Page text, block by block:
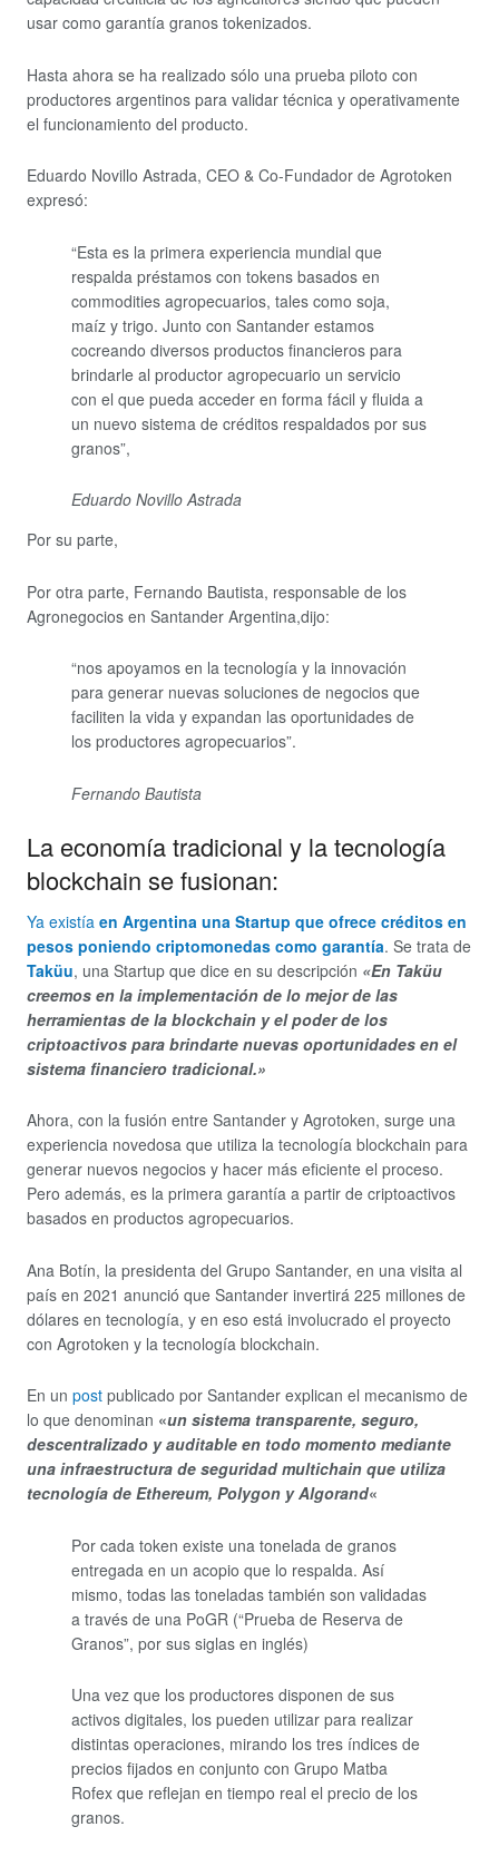
usar como garantía granos tokenizados.
Hasta ahora se ha realizado sólo una prueba piloto con
productores argentinos para validar técnica y operativamente
el funcionamiento del producto.
Eduardo Novillo Astrada, CEO & Co-Fundador de Agrotoken
expresó:
“Esta es la primera experiencia mundial que
respalda préstamos con tokens basados en
commodities agropecuarios, tales como soja,
maíz y trigo. Junto con Santander estamos
cocreando diversos productos financieros para
brindarle al productor agropecuario un servicio
con el que pueda acceder en forma fácil y fluida a
un nuevo sistema de créditos respaldados por sus
granos”,
Eduardo Novillo Astrada
Por su parte,
Por otra parte, Fernando Bautista, responsable de los
Agronegocios en Santander Argentina,dijo:
“nos apoyamos en la tecnología y la innovación
para generar nuevas soluciones de negocios que
faciliten la vida y expandan las oportunidades de
los productores agropecuarios”.
Fernando Bautista
La economía tradicional y la tecnología
blockchain se fusionan:
Ya existía en Argentina una Startup que ofrece créditos en
pesos poniendo criptomonedas como garantía. Se trata de
Taküu, una Startup que dice en su descripción «En Taküu
creemos en la implementación de lo mejor de las
herramientas de la blockchain y el poder de los
criptoactivos para brindarte nuevas oportunidades en el
sistema financiero tradicional.»
Ahora, con la fusión entre Santander y Agrotoken, surge una
experiencia novedosa que utiliza la tecnología blockchain para
generar nuevos negocios y hacer más eficiente el proceso.
Pero además, es la primera garantía a partir de criptoactivos
basados en productos agropecuarios.
Ana Botín, la presidenta del Grupo Santander, en una visita al
país en 2021 anunció que Santander invertirá 225 millones de
dólares en tecnología, y en eso está involucrado el proyecto
con Agrotoken y la tecnología blockchain.
En un post publicado por Santander explican el mecanismo de
lo que denominan «un sistema transparente, seguro,
descentralizado y auditable en todo momento mediante
una infraestructura de seguridad multichain que utiliza
tecnología de Ethereum, Polygon y Algorand«
Por cada token existe una tonelada de granos
entregada en un acopio que lo respalda. Así
mismo, todas las toneladas también son validadas
a través de una PoGR (“Prueba de Reserva de
Granos”, por sus siglas en inglés)
Una vez que los productores disponen de sus
activos digitales, los pueden utilizar para realizar
distintas operaciones, mirando los tres índices de
precios fijados en conjunto con Grupo Matba
Rofex que reflejan en tiempo real el precio de los
granos.